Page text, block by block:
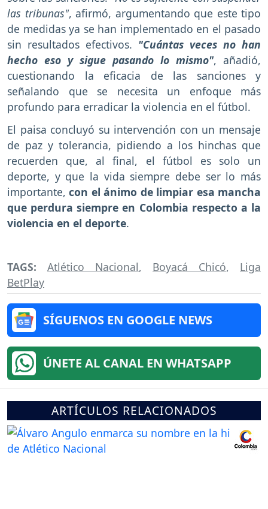
las tribunas", afirmó, argumentando que este tipo
de medidas ya se han implementado en el pasado
sin resultados efectivos. "Cuántas veces no han
hecho eso y sigue pasando lo mismo", añadió,
cuestionando la eficacia de las sanciones y
señalando que se necesita un enfoque más
profundo para erradicar la violencia en el fútbol.
El paisa concluyó su intervención con un mensaje
de paz y tolerancia, pidiendo a los hinchas que
recuerden que, al final, el fútbol es solo un
deporte, y que la vida siempre debe ser lo más
importante,con el ánimo de limpiar esa mancha
que perdura siempre en Colombia respecto a la
violencia en el deporte.
TAGS: Atlético Nacional, Boyacá Chicó, Liga
BetPlay
SÍGUENOS EN GOOGLE NEWS
ÚNETE AL CANAL EN WHATSAPP
ARTÍCULOS RELACIONADOS